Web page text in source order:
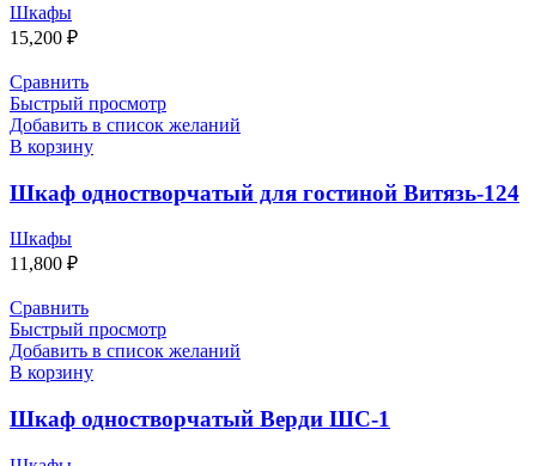
Шкафы
15,200 ₽
Сравнить
Быстрый просмотр
Добавить в список желаний
В корзину
Шкаф одностворчатый для гостиной Витязь-124
Шкафы
11,800 ₽
Сравнить
Быстрый просмотр
Добавить в список желаний
В корзину
Шкаф одностворчатый Верди ШС-1